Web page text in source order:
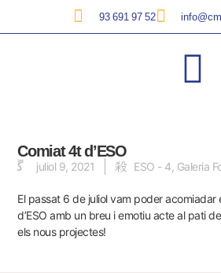
93 691 97 52
Comiat 4t d’ESO
juliol 9, 2021 ESO - 4 Galeria
El passat 6 de juliol vam poder acomiadar
d’ESO amb un breu i emotiu acte al pati de
els nous projectes!